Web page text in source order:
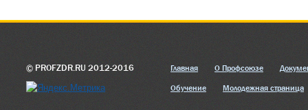
© PROFZDR.RU 2012-2016 Главная О Профсоюзе
Обучение Молодежная страница